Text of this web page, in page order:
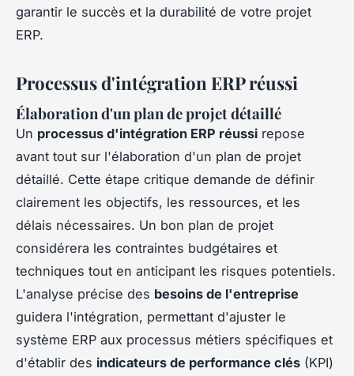
garantir le succès et la durabilité de votre projet
ERP.
Processus d'intégration ERP réussi
Élaboration d'un plan de projet détaillé
Un processus d'intégration ERP réussi repose
avant tout sur l'élaboration d'un plan de projet
détaillé. Cette étape critique demande de définir
clairement les objectifs, les ressources, et les
délais nécessaires. Un bon plan de projet
considérera les contraintes budgétaires et
techniques tout en anticipant les risques potentiels.
L'analyse précise des besoins de l'entreprise
guidera l'intégration, permettant d'ajuster le
système ERP aux processus métiers spécifiques et
d'établir des indicateurs de performance clés (KPI)